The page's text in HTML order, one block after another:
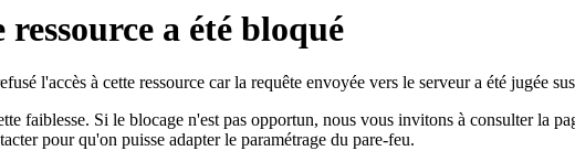
ressource a été bloqué
l'accès à cette ressource car la requête envoyée vers le serveur a été jugée
faiblesse. Si le blocage n'est pas opportun, nous vous invitons à consulter la
pour qu'on puisse adapter le paramétrage du pare-feu.